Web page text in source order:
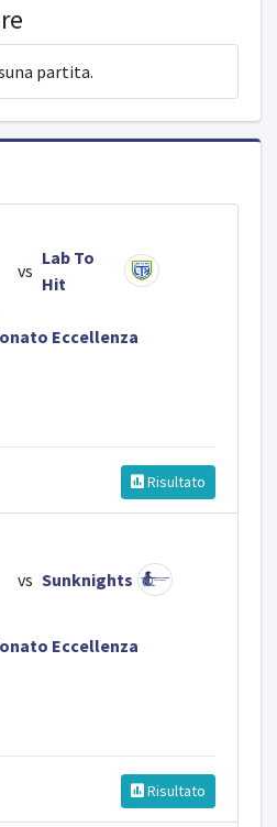
partita.
vs
Lab To
Hit
Eccellenza
Risultato
vs Sunknights
Eccellenza
Risultato